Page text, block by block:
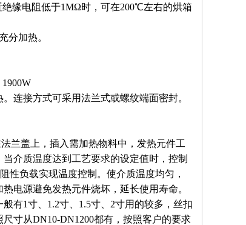
绝缘电阻低于1MΩ时，可在200℃左右的烘箱
分加热。
连接方式可采用法兰式或螺纹端面密封。
兰盖上，插入需加热物料中，发热元件工
介质温度达到工艺要求的设定值时，控制
性负载实现温度控制。使介质温度均匀，
电源避免发热元件烧坏，延长使用寿命。
有1寸、1.2寸、1.5寸、2寸用的较多，丝扣
寸从DN10-DN1200都有，按照客户的要求